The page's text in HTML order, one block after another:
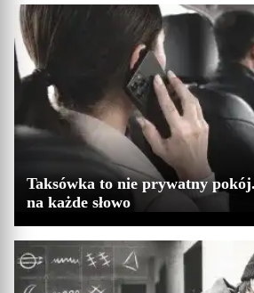
Taksówka to nie prywatny
na każde słowo